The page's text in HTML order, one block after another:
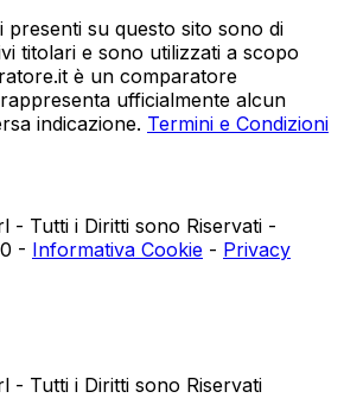
presenti su questo sito sono di
titolari e sono utilizzati a scopo
è un comparatore
ufficialmente alcun
indicazione. Termini e Condizioni
- Tutti i Diritti sono Riservati -
- Informativa Cookie - Privacy
- Tutti i Diritti sono Riservati